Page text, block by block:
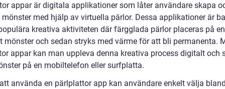
appar är digitala applikationer som låter användare skapa
med hjälp av virtuella pärlor. Dessa applikationer är
kreativa aktiviteten där färgglada pärlor placeras på
mönster och sedan stryks med värme för att bli permanenta.
appar kan man uppleva denna kreativa process digitalt och
på en mobiltelefon eller surfplatta.
använda en pärlplattor app kan användare enkelt välja